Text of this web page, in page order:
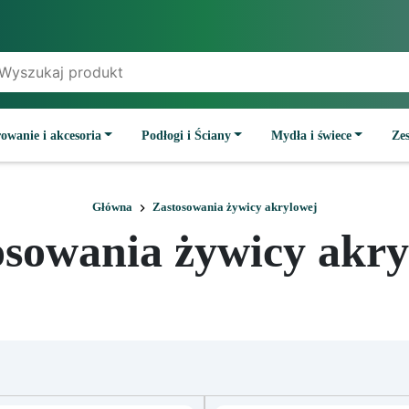
i akcesoria Podłogi i Ściany Mydła i świece
Główna Zastosowania żywicy akrylowej
żywicy